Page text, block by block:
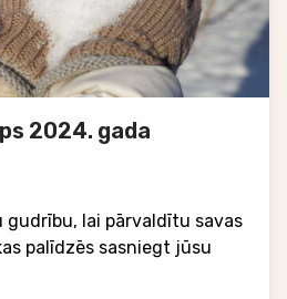
2024. gada
lai pārvaldītu savas
palīdzēs sasniegt jūsu